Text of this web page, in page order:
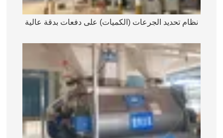
نظام تحديد الجرعات (الكميات) على دفعات بدقة عالية